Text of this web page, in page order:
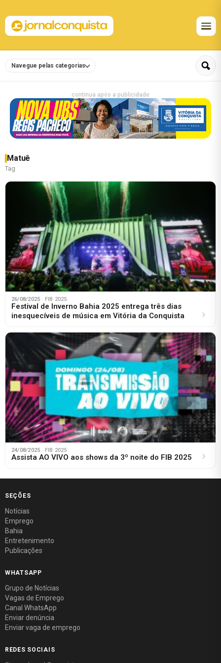
Navegue pelas categorias
continua após a publicidade
Matuê
Tag
26/08/2025 · FIB 2025
Festival de Inverno Bahia 2025 entrega três dias
inesquecíveis de música em Vitória da Conquista
24/08/2025 · FIB 2025
Assista AO VIVO aos shows da 3º noite do FIB 2025
SEÇÕES
Notícias
Emprego
Bahia
Entretenimento
Publicações
WHATSAPP
Grupo de Notícias
Vagas de Emprego
Canal WhatsApp
Enviar denúncia
Enviar vaga de emprego
REDES SOCIAIS